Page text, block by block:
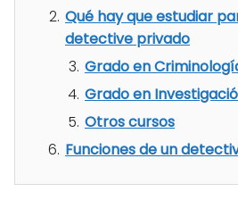
Qué hay que estudiar
detective privado
Grado en
Grado en
Otros cursos
Funciones de un